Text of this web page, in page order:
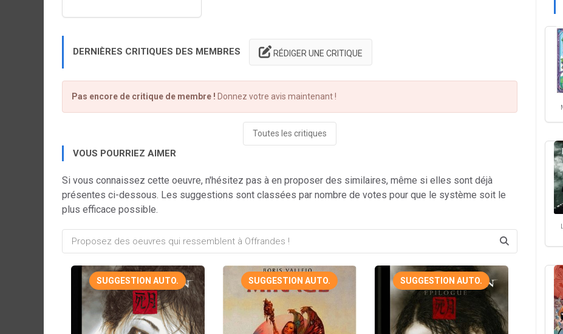
DERNIÈRES CRITIQUES DES MEMBRES RÉDIGER UNE CRITIQUE
Pas encore de critique de membre ! Donnez votre avis maintenant !
Toutes les critiques
VOUS POURRIEZ AIMER
Si vous connaissez cette oeuvre, n'hésitez pas à en proposer des similaires, même si elles sont déjà
présentes ci-dessous. Les suggestions sont classées par nombre de votes pour que le système soit le
plus efficace possible.
SUGGESTION AUTO. SUGGESTION AUTO. SUGGESTION AUTO.